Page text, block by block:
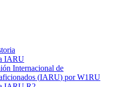
IARU
Internacional de
(IARU) porW1RU